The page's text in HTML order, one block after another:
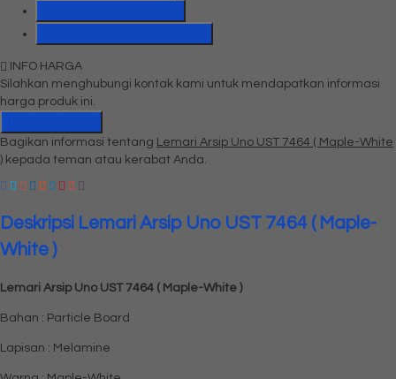
INFO HARGA
Silahkan menghubungi kontak kami untuk mendapatkan informasi
harga produk ini.
Bagikan informasi tentang Lemari Arsip Uno UST 7464 ( Maple-White
) kepada teman atau kerabat Anda.
Deskripsi Lemari Arsip Uno UST 7464 ( Maple-
White )
Lemari Arsip Uno UST 7464 ( Maple-White )
Bahan : Particle Board
Lapisan : Melamine